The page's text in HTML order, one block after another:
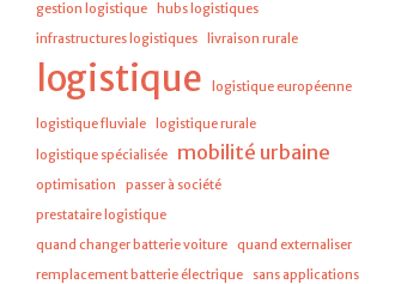
gestion logistique
hubs logistiques
infrastructures logistiques
livraison rurale
logistique logistique européenne
logistique fluviale
logistique rurale
logistique spécialisée
mobilité urbaine
optimisation
passer à société
prestataire logistique
quand changer batterie voiture
quand externaliser
remplacement batterie électrique
sans applications